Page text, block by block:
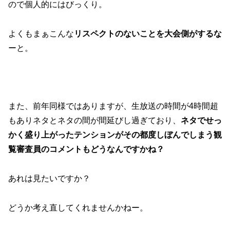
ので個人的にはびっくり。
よくもまぁこんな リスペクトのないことを大会側がするな
ーと。
また、前年同様ではありますが、生放送の時間が4時間超
もありネタとネタの間が間延びし過ぎており、 ネタでせっ
かく盛り上がったテンションがその都度しぼんでしまう観
覧審査員のコメントもどうなんですかね？
あれは見たいですか？
どうか考え直してくれませんかねー。